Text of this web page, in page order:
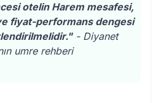
otelin Harem mesafesi,
fiyat-performans dengesi
- Diyanet
umre rehberi